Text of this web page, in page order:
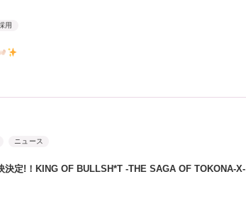
用
ニュース
決定!！KING OF BULLSH*T -THE SAGA OF TOKONA-X-